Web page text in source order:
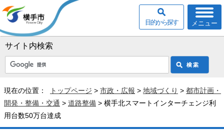
サイト内検索
メニュー
目的から探す
現在の位置： トップページ > 市政・広報 > 地域づくり > 都市計画・
開発・整備・交通 > 道路整備 > 横手北スマートインターチェンジ利
用台数50万台達成